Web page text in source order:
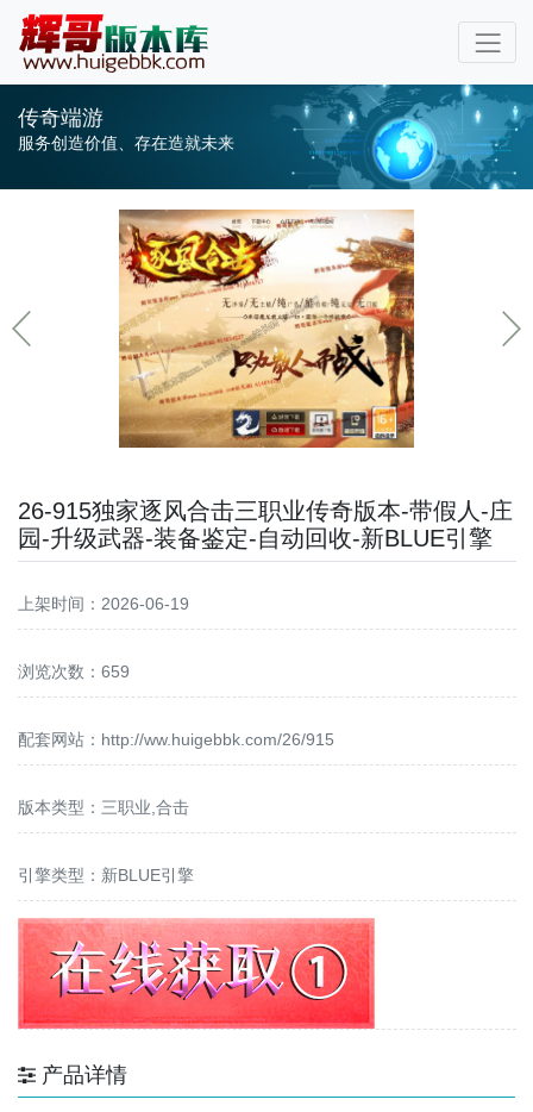
传奇端游
服务创造价值、存在造就未来
26-915独家逐风合击三职业传奇版本-带假人-庄
园-升级武器-装备鉴定-自动回收-新BLUE引擎
上架时间：2026-06-19
浏览次数：659
配套网站： http://ww.huigebbk.com/26/915
版本类型：三职业,合击
引擎类型：新BLUE引擎
产品详情